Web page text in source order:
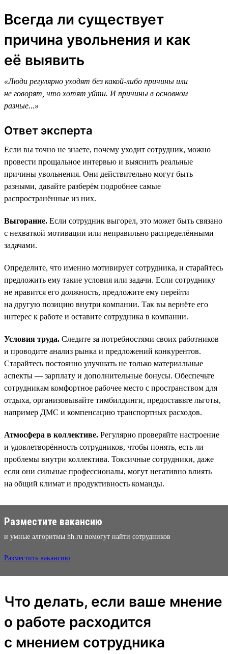
Всегда ли существует
причина увольнения и как
её выявить
«Люди регулярно уходят без какой-либо причины или
не говорят, что хотят уйти. И причины в основном
разные...»
Ответ эксперта
Если вы точно не знаете, почему уходит сотрудник, можно
провести прощальное интервью и выяснить реальные
причины увольнения. Они действительно могут быть
разными, давайте разберём подробнее самые
распространённые из них.
Выгорание. Если сотрудник выгорел, это может быть связано
с нехваткой мотивации или неправильно распределёнными
задачами.
Определите, что именно мотивирует сотрудника, и старайтесь
предложить ему такие условия или задачи. Если сотруднику
не нравится его должность, предложите ему перейти
на другую позицию внутри компании. Так вы вернёте его
интерес к работе и оставите сотрудника в компании.
Условия труда. Следите за потребностями своих работников
и проводите анализ рынка и предложений конкурентов.
Старайтесь постоянно улучшать не только материальные
аспекты — зарплату и дополнительные бонусы. Обеспечьте
сотрудникам комфортное рабочее место с пространством для
отдыха, организовывайте тимбилдинги, предоставьте льготы,
например ДМС и компенсацию транспортных расходов.
Атмосфера в коллективе. Регулярно проверяйте настроение
и удовлетворённость сотрудников, чтобы понять, есть ли
проблемы внутри коллектива. Токсичные сотрудники, даже
если они сильные профессионалы, могут негативно влиять
на общий климат и продуктивность команды.
Разместите вакансию
и умные алгоритмы hh.ru помогут найти сотрудников
Разместить вакансию
Что делать, если ваше мнение
о работе расходится
с мнением сотрудника